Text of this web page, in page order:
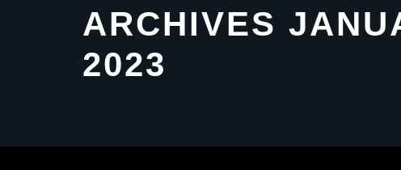
ARCHIVES
2023